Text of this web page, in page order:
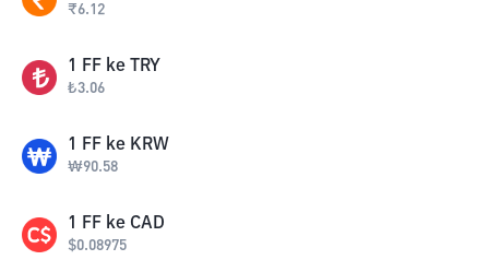
₹6.12
1 FF ke TRY
₺3.06
1 FF ke KRW
₩90.58
1 FF ke CAD
$0.08975